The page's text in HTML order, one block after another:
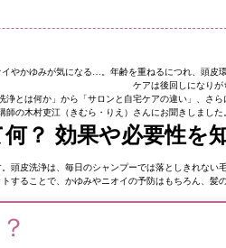
やかゆみが気になる…。年齢を重ねるにつれ、頭
ケアは後回しになりが
浄とは何か」から「サロンと自宅ケアの違い」、さ
師の木村吏江（きむら・りえ）さんにお聞きしまし
何？ 効果や必要性を
頭皮洗浄は、毎日のシャンプーでは落としきれな
することで、かゆみやニオイの予防はもちろん、髪